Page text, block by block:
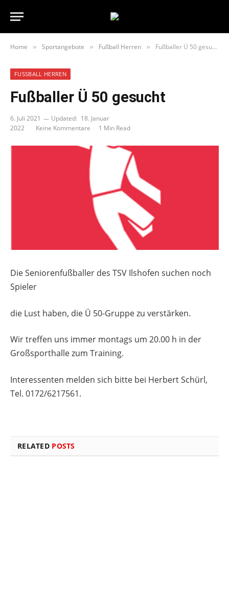
Home » Sportangebote » Fußball Herren » Fußballer Ü 50 gesucht
FUSSBALL HERREN
Fußballer Ü 50 gesucht
6. Juli 2021 Updated: 18. Januar
2022
Keine Kommentare 1 Min Read
Die Seniorenfußballer des TSV Ilshofen suchen noch
Spieler
die Lust haben, die Ü 50-Gruppe zu verstärken.
Wir treffen uns immer montags um 20.00 h in der
Großsporthalle zum Training.
Interessenten melden sich bitte bei Herbert Schürl,
Tel. 0172/6217561.
RELATED POSTS